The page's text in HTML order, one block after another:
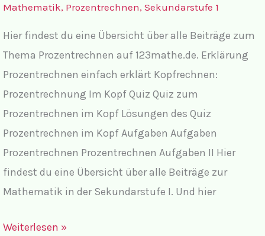
auf
123mathe.de
Mathematik, Prozentrechnen, Sekundarstufe 1
Hier findest du eine Übersicht über alle Beiträge zum
Thema Prozentrechnen auf 123mathe.de. Erklärung
Prozentrechnen einfach erklärt Kopfrechnen:
Prozentrechnung Im Kopf Quiz Quiz zum
Prozentrechnen im Kopf Lösungen des Quiz
Prozentrechnen im Kopf Aufgaben Aufgaben
Prozentrechnen Prozentrechnen Aufgaben II Hier
findest du eine Übersicht über alle Beiträge zur
Mathematik in der Sekundarstufe I. Und hier
Übersicht
Weiterlesen »